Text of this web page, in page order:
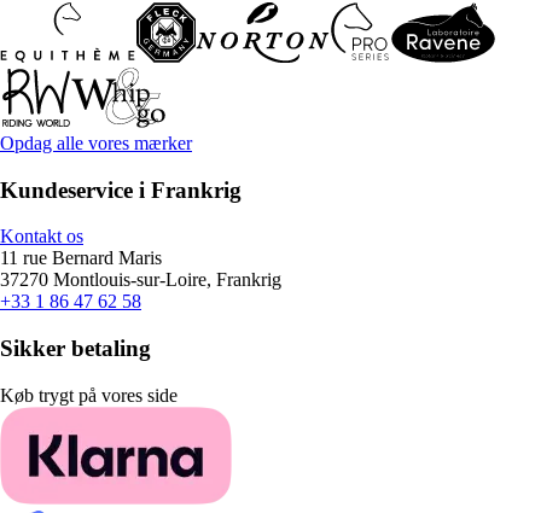
Opdag alle vores mærker
Kundeservice i Frankrig
Kontakt os
11 rue Bernard Maris
37270 Montlouis-sur-Loire, Frankrig
+33 1 86 47 62 58
Sikker betaling
Køb trygt på vores side